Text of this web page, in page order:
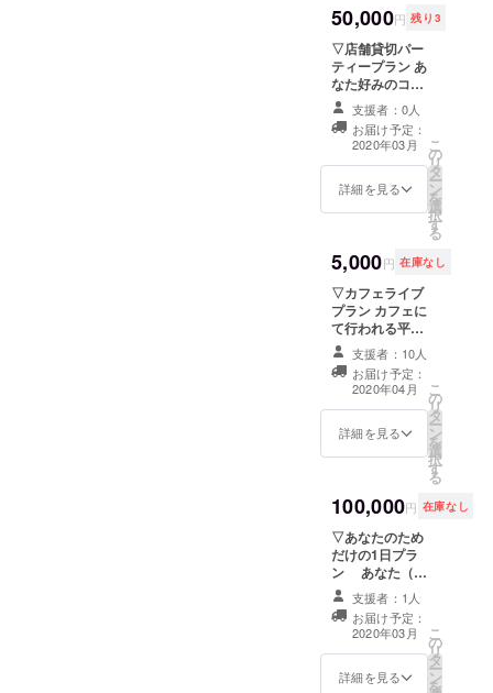
50,000円 残り3
▽店舗貸切パー
ティープラン あ
なた好みのコン
テンツで店を貸
し切って頂き
パーティーを行
えるプラン カラ
オケなど店にあ
る設備を用いて
りからはけ5時間
まで ※お好きな
ドリンク10名分
まで無料提供 お
店オープンまで
の様子を活動報
告にて随時お届
け
支援者：0人
お届け予定：
2020年03月
詳細を見る
こ
の
リ
タ
ー
ン
を
選
択
す
る
5,000円 在庫なし
▽カフェライブ
プラン カフェに
て行われる平岡
の初アコース
ティックライブ
ご招待 ※お好き
なドリンク1杯付
（2020年末日ま
で有効） お店
支援者：10人
お届け予定：
2020年04月
詳細を見る
こ
の
リ
タ
ー
ン
を
選
択
す
る
100,000円 在庫なし
▽あなたのため
だけの1日プラ
ン あなた（＋
お連れ様1人ま
で）のために平
岡が振舞うディ
ナーコースご招
待 カフェグッズ
付 お店オープン
支援者：1人
お届け予定：
2020年03月
詳細を見る
こ
の
リ
タ
ー
ン
を